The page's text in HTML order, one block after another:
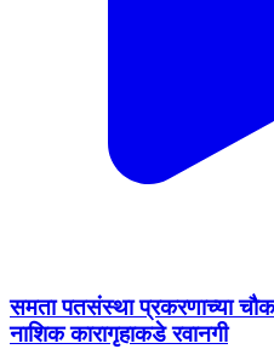
समता पतसंस्था प्रकरणाच्या
नाशिक कारागृहाकडे रवानगी